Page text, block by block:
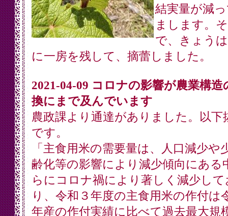
結実量が減
まします。
で、きょう
に一房を残して、摘蕾しました。
2021-04-09 コロナの影響が農業構造
換にまで及んでいます
農政課より通達がありました。以下
です。
「主食用米の需要量は、人口減少や
齢化等の影響により減少傾向にある
らにコロナ禍により著しく減少して
り、令和３年度の主食用米の作付は
年産の作付実績に比べて過去最大規